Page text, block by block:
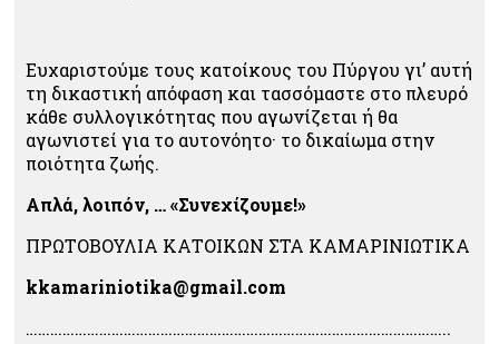
Ευχαριστούμε τους κατοίκους του Πύργου γι’ αυτή
τη δικαστική απόφαση και τασσόμαστε στο πλευρό
κάθε συλλογικότητας που αγωνίζεται ή θα
αγωνιστεί για το αυτονόητο· το δικαίωμα στην
ποιότητα ζωής.
Απλά, λοιπόν, … «Συνεχίζουμε!»
ΠΡΩΤΟΒΟΥΛΙΑ ΚΑΤΟΙΚΩΝ ΣΤΑ ΚΑΜΑΡΙΝΙΩΤΙΚΑ
kkamariniotika@gmail.com
…………………………………………………………………………………………..